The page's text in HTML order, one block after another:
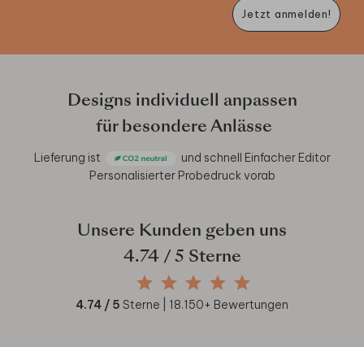
Jetzt anmelden!
Designs individuell anpassen
für besondere Anlässe
Lieferung ist und schnell Einfacher Editor
Personalisierter Probedruck vorab
Unsere Kunden geben uns
4.74/ 5 Sterne
4.74 / 5 Sterne | 18.150+ Bewertungen